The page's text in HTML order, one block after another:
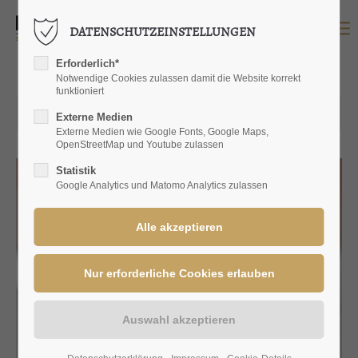
LOGIN
Benutzername
Passwort
Anmelden
|Lost your password?
SUPPORT
27.01.2021 10:31
DATENSCHUTZEINSTELLUNGEN
Erforderlich*
Notwendige Cookies zulassen damit die Website korrekt
funktioniert
Externe Medien
Externe Medien wie Google Fonts, Google Maps,
OpenStreetMap und Youtube zulassen
Statistik
Google Analytics und Matomo Analytics zulassen